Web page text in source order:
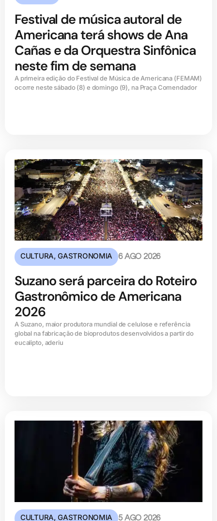
Festival de música autoral de
Americana terá shows de Ana
Cañas e da Orquestra Sinfônica
neste fim de semana
A primeira edição do Festival de Música de Americana (FEMAM)
ocorre neste sábado (8) e domingo (9), na Praça Comendador
CULTURA,GASTRONOMIA 6 AGO 2026
Suzano será parceira do Roteiro
Gastronômico de Americana
2026
A Suzano, maior produtora mundial de celulose e referência
global na fabricação de bioprodutos desenvolvidos a partir do
eucalipto, aderiu
CULTURA,GASTRONOMIA 5 AGO 2026